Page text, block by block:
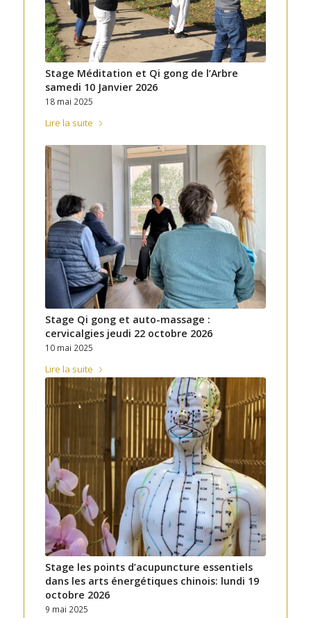
Stage Méditation et Qi gong de l’Arbre
samedi 10 Janvier 2026
18 mai 2025
Lire la suite
Stage Qi gong et auto-massage :
cervicalgies jeudi 22 octobre 2026
10 mai 2025
Lire la suite
Stage les points d’acupuncture essentiels
dans les arts énergétiques chinois: lundi 19
octobre 2026
9 mai 2025